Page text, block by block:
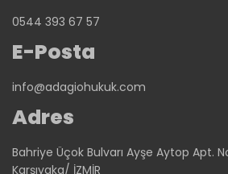
0544 393 67 57
E-Posta
info@adagiohukuk.com
Adres
Bahriye Üçok Bulvarı Ayşe Aytop Apt.
Karşıyaka/ İZMİR